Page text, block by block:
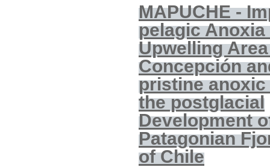
MAPUCHE-
pelagic Anoxia
Upwelling
Concepción
pristine anoxic
the postglacial
Development
Patagonian
of Chile